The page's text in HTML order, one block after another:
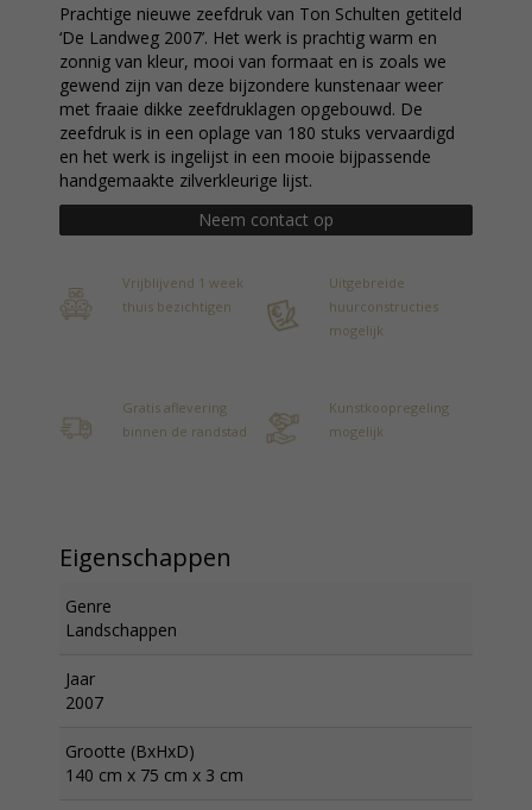
Prachtige nieuwe zeefdruk van Ton Schulten getiteld
‘De Landweg 2007’. Het werk is prachtig warm en
zonnig van kleur, mooi van formaat en is zoals we
gewend zijn van deze bijzondere kunstenaar weer
met fraaie dikke zeefdruklagen opgebouwd. De
zeefdruk is in een oplage van 180 stuks vervaardigd
en het werk is ingelijst in een mooie bijpassende
handgemaakte zilverkleurige lijst.
Neem contact op
Vrijblijvend 1 week
thuis bezichtigen
Uitgebreide
huurconstructies
mogelijk
Gratis aflevering
binnen de randstad
Kunstkoopregeling
mogelijk
Eigenschappen
Genre
Landschappen
Jaar
2007
Grootte (BxHxD)
140 cm x 75 cm x 3 cm